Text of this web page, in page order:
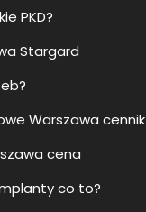
PKD?
Stargard
Warszawa cennik
cena
co to?